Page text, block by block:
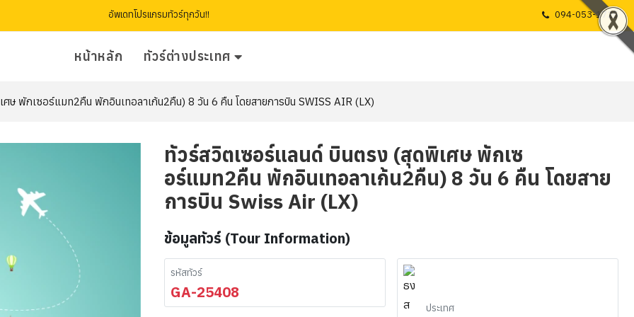
อัพเดทโปรแกรมทัวร์ทุกวัน!! 094-053-1725
หน้าหลัก ทัวร์ต่างประเทศ
ษ พักเซอร์แมท2คืน พักอินเทอลาเก้น2คืน) 8 วัน 6 คืน โดยสายการบิน SWISS AIR (LX)
ทัวร์สวิตเซอร์แลนด์ บินตรง (สุดพิเศษ พักเซ
อร์แมท2คืน พักอินเทอลาเก้น2คืน) 8 วัน 6 คืน โดยสาย
การบิน Swiss Air (LX)
ข้อมูลทัวร์ (Tour Information)
รหัสทัวร์
GA-25408
ประเทศ